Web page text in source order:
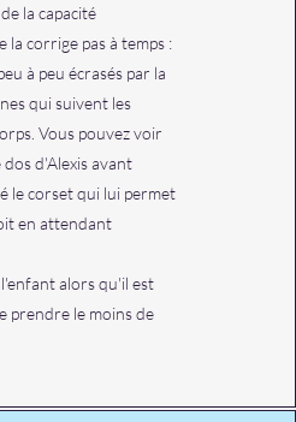
la capacité
la corrige pas à temps :
à peu écrasés par la
qui suivent les
Vous pouvez voir
d'Alexis avant
le corset qui lui permet
en attendant
alors qu'il est
prendre le moins de